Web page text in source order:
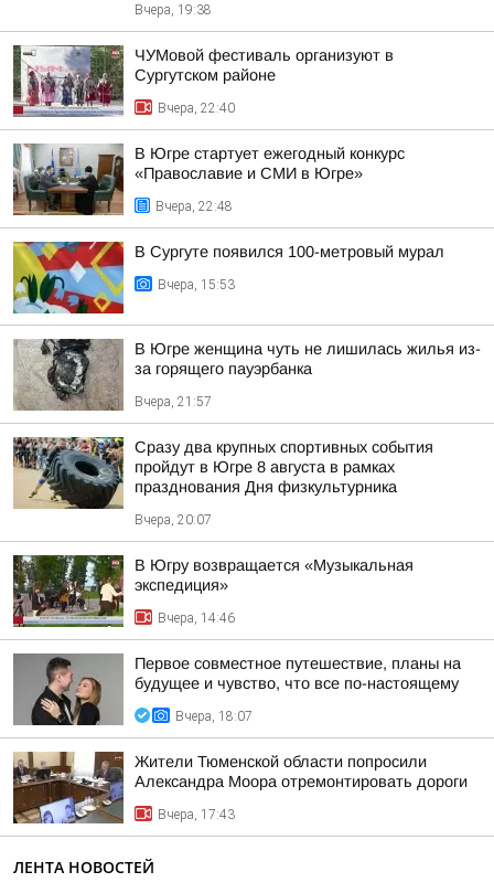
Вчера, 19:38
ЧУМовой фестиваль организуют в
Сургутском районе
Вчера, 22:40
В Югре стартует ежегодный конкурс
«Православие и СМИ в Югре»
Вчера, 22:48
В Сургуте появился 100-метровый мурал
Вчера, 15:53
В Югре женщина чуть не лишилась жилья из-
за горящего пауэрбанка
Вчера, 21:57
Сразу два крупных спортивных события
пройдут в Югре 8 августа в рамках
празднования Дня физкультурника
Вчера, 20:07
В Югру возвращается «Музыкальная
экспедиция»
Вчера, 14:46
Первое совместное путешествие, планы на
будущее и чувство, что все по-настоящему
Вчера, 18:07
Жители Тюменской области попросили
Александра Моора отремонтировать дороги
Вчера, 17:43
ЛЕНТА НОВОСТЕЙ